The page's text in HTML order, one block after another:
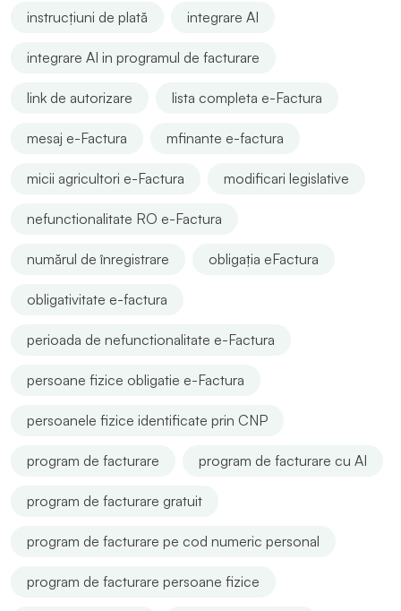
instrucțiuni de plată integrare AI
integrare AI in programul de facturare
link de autorizare lista completa e-Factura
mesaj e-Factura mfinante e-factura
micii agricultori e-Factura modificari legislative
nefunctionalitate RO e-Factura
numărul de înregistrare obligația eFactura
obligativitate e-factura
perioada de nefunctionalitate e-Factura
persoane fizice obligatie e-Factura
persoanele fizice identificate prin CNP
program de facturare program de facturare cu AI
program de facturare gratuit
program de facturare pe cod numeric personal
program de facturare persoane fizice